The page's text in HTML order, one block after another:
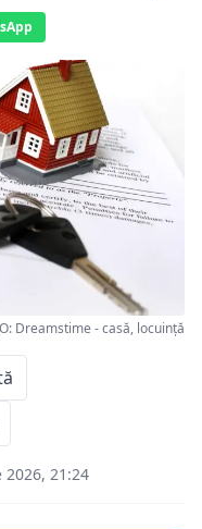
Dreamstime - casă, locuință
21:24